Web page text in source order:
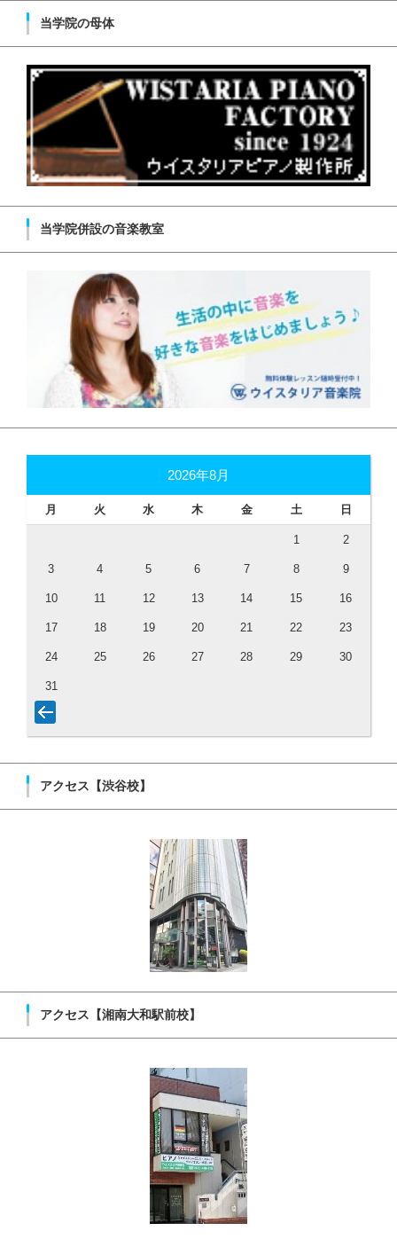
当学院の母体
当学院併設の音楽教室
2026年8月
月 火 水 木 金 土 日
1 2
3 4 5 6 7 8 9
10 11 12 13 14 15 16
17 18 19 20 21 22 23
24 25 26 27 28 29 30
31
アクセス【渋谷校】
アクセス【湘南大和駅前校】